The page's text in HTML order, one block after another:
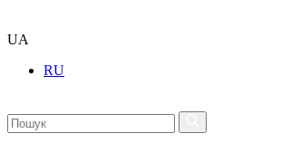
UA
RU